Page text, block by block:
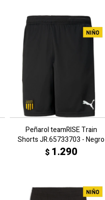
Peñarol teamRISE Train
Shorts JR.65733703 - Negro
$ 1.290